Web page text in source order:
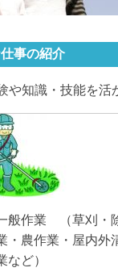
事の紹介
や知識・技能を活
般作業 （草刈・
・農作業・屋内外
など）